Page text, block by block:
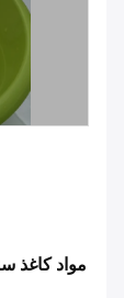
مواد کاغذ